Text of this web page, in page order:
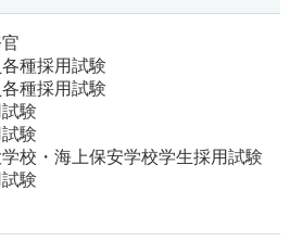
種採用試験
種採用試験
験
験
校・海上保安学校学生採用試験
験